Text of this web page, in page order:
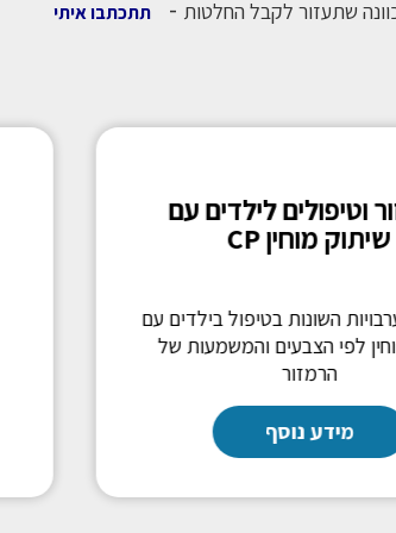
שתעזור לקבל החלטות -תתכתבו איתי
התערבויות
תחום הפיזיותרפיה לילדים
קטן של התערבויות טיפוליות